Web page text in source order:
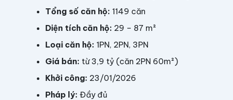
Tổng số căn hộ: 1149 căn
Diện tích căn hộ: 29 – 87 m²
Loại căn hộ: 1PN, 2PN, 3PN
Giá bán: từ 3,9 tỷ (căn 2PN 60m²)
Khởi công: 23/01/2026
Pháp lý: Đầy đủ